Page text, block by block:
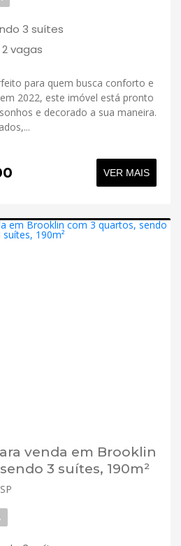
3 suítes
2 vagas
para quem busca conforto e
2022, este imóvel está pronto
e decorado a sua maneira.
VER MAIS
venda em Brooklin
3 suítes, 190m²